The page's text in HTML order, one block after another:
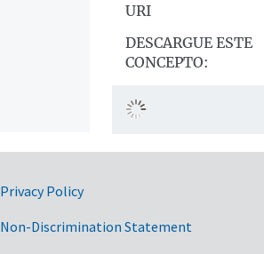
URI
DESCARGUE ESTE
CONCEPTO:
Privacy Policy
Non-Discrimination Statement